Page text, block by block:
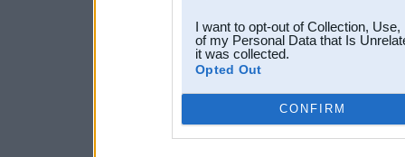
I want to opt-out of Collection,
of my Personal Data that Is
it was collected.
Opted Out
CONFIRM